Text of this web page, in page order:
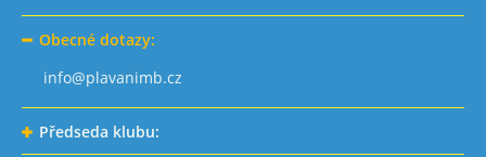
Obecné dotazy:
info@plavanimb.cz
Předseda klubu: